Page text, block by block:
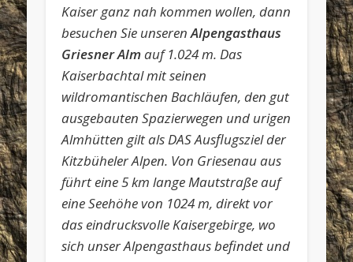
Kaiser ganz nah kommen wollen, dann
besuchen Sie unserenAlpengasthaus
Griesner Almauf 1.024 m. Das
Kaiserbachtal mit seinen
wildromantischen Bachläufen, den gut
ausgebauten Spazierwegen und urigen
Almhütten gilt als DAS Ausflugsziel der
Kitzbüheler Alpen. Von Griesenau aus
führt eine 5 km lange Mautstraße auf
eine Seehöhe von 1024 m, direkt vor
das eindrucksvolle Kaisergebirge, wo
sich unser Alpengasthaus befindet und